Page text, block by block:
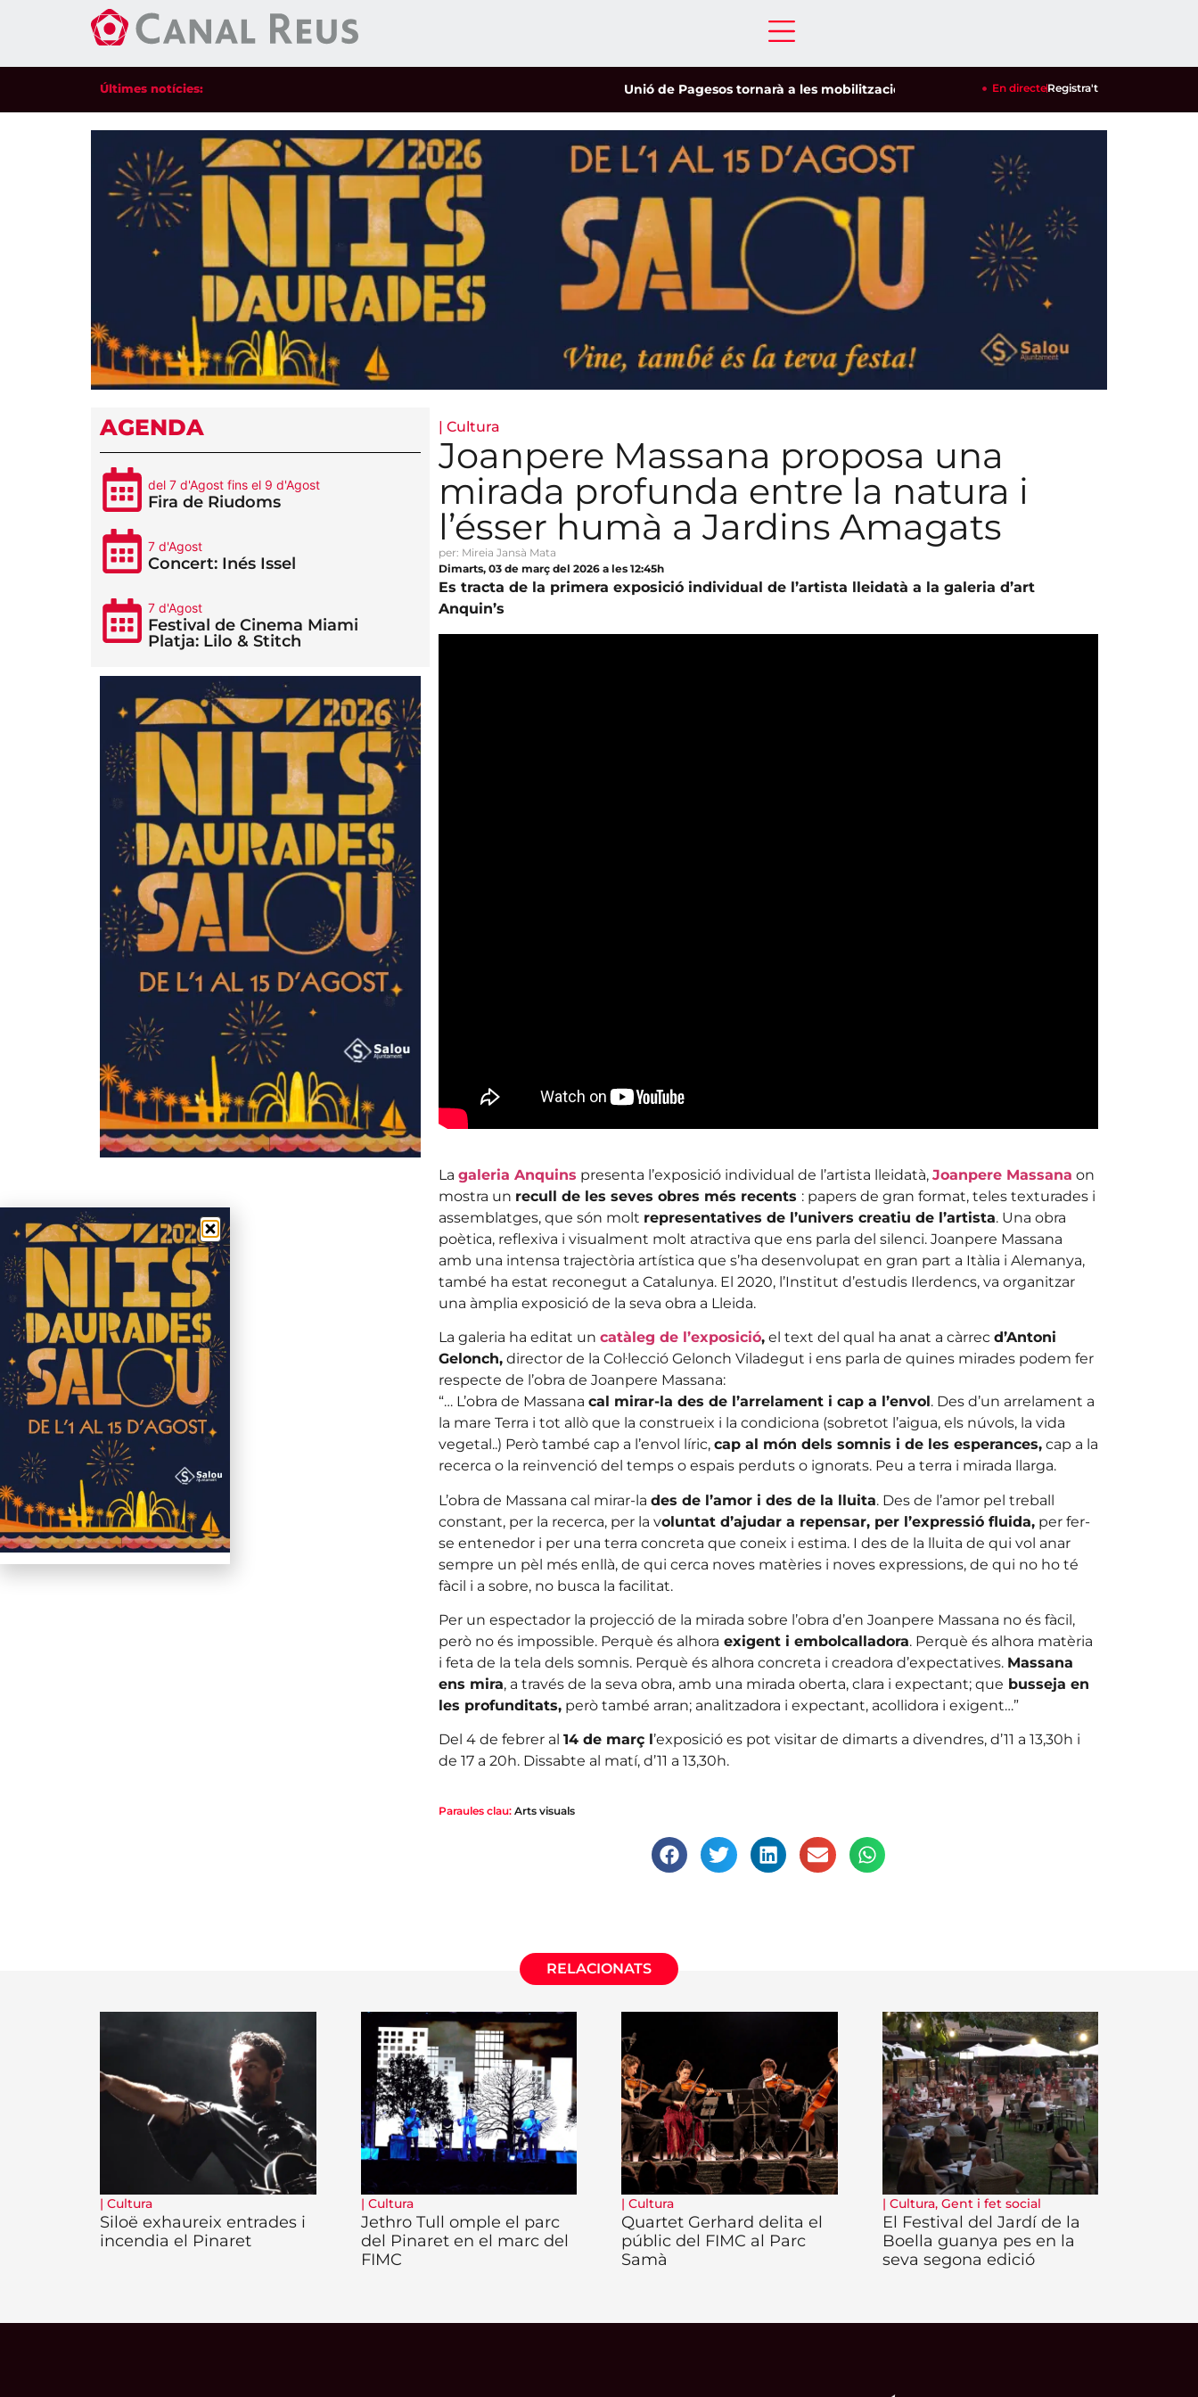
Últimes notícies: Unió de Pagesos tornarà a les mobilitzacions per defensar els cultius de la garrofa i l'ametlla
En directeRegistra't
AGENDA
del 7 d'Agost fins el 9 d'Agost
Fira de Riudoms
7 d'Agost
Concert: Inés Issel
7 d'Agost
Festival de Cinema Miami
Platja: Lilo & Stitch
| Cultura
Joanpere Massana proposa una
mirada profunda entre la natura i
l’ésser humà a Jardins Amagats
per: Mireia Jansà Mata
Dimarts, 03 de març del 2026 a les 12:45h
Es tracta de la primera exposició individual de l’artista lleidatà a la galeria d’art
Anquin’s
La galeria Anquins presenta l’exposició individual de l’artista lleidatà, Joanpere Massana on
mostra un recull de les seves obres més recents : papers de gran format, teles texturades i
assemblatges, que són molt representatives de l’univers creatiu de l’artista. Una obra
poètica, reflexiva i visualment molt atractiva que ens parla del silenci. Joanpere Massana
amb una intensa trajectòria artística que s’ha desenvolupat en gran part a Itàlia i Alemanya,
també ha estat reconegut a Catalunya. El 2020, l’Institut d’estudis Ilerdencs, va organitzar
una àmplia exposició de la seva obra a Lleida.
La galeria ha editat un catàleg de l’exposició,el text del qual ha anat a càrrec d’Antoni
Gelonch,director de la Col·lecció Gelonch Viladegut i ens parla de quines mirades podem fer
respecte de l’obra de Joanpere Massana:
“… L’obra de Massana cal mirar-la des de l’arrelament i cap a l’envol. Des d’un arrelament a
la mare Terra i tot allò que la construeix i la condiciona (sobretot l’aigua, els núvols, la vida
vegetal..) Però també cap a l’envol líric, cap al món dels somnis i de les esperances,cap a la
recerca o la reinvenció del temps o espais perduts o ignorats. Peu a terra i mirada llarga.
L’obra de Massana cal mirar-la des de l’amor i des de la lluita. Des de l’amor pel treball
constant, per la recerca, per la voluntat d’ajudar a repensar, per l’expressió fluida,per fer-
se entenedor i per una terra concreta que coneix i estima. I des de la lluita de qui vol anar
sempre un pèl més enllà, de qui cerca noves matèries i noves expressions, de qui no ho té
fàcil i a sobre, no busca la facilitat.
Per un espectador la projecció de la mirada sobre l’obra d’en Joanpere Massana no és fàcil,
però no és impossible. Perquè és alhora exigent i embolcalladora. Perquè és alhora matèria
i feta de la tela dels somnis. Perquè és alhora concreta i creadora d’expectatives. Massana
ens mira, a través de la seva obra, amb una mirada oberta, clara i expectant; que busseja en
les profunditats,però també arran; analitzadora i expectant, acollidora i exigent…”
Del 4 de febrer al 14 de març l’exposició es pot visitar de dimarts a divendres, d’11 a 13,30h i
de 17 a 20h. Dissabte al matí, d’11 a 13,30h.
Paraules clau: Arts visuals
RELACIONATS
| Cultura
Siloë exhaureix entrades i
incendia el Pinaret
| Cultura
Jethro Tull omple el parc
del Pinaret en el marc del
FIMC
| Cultura
Quartet Gerhard delita el
públic del FIMC al Parc
Samà
| Cultura, Gent i fet social
El Festival del Jardí de la
Boella guanya pes en la
seva segona edició